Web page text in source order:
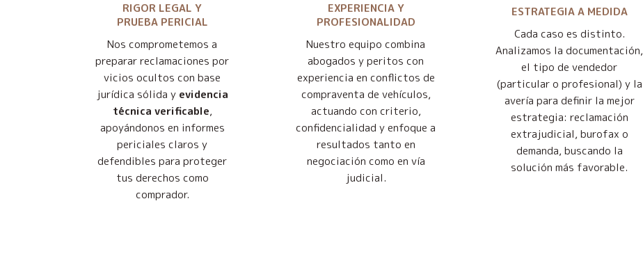
RIGOR LEGAL Y
PRUEBA PERICIAL
Nos comprometemos a
preparar reclamaciones por
vicios ocultos con base
jurídica sólida y evidencia
técnica verificable,
apoyándonos en informes
periciales claros y
defendibles para proteger
tus derechos como
comprador.
EXPERIENCIA Y
PROFESIONALIDAD
Nuestro equipo combina
abogados y peritos con
experiencia en conflictos de
compraventa de vehículos,
actuando con criterio,
confidencialidad y enfoque a
resultados tanto en
negociación como en vía
judicial.
ESTRATEGIA A MEDIDA
Cada caso es distinto.
Analizamos la documentación,
el tipo de vendedor
(particular o profesional) y la
avería para definir la mejor
estrategia: reclamación
extrajudicial, burofax o
demanda, buscando la
solución más favorable.